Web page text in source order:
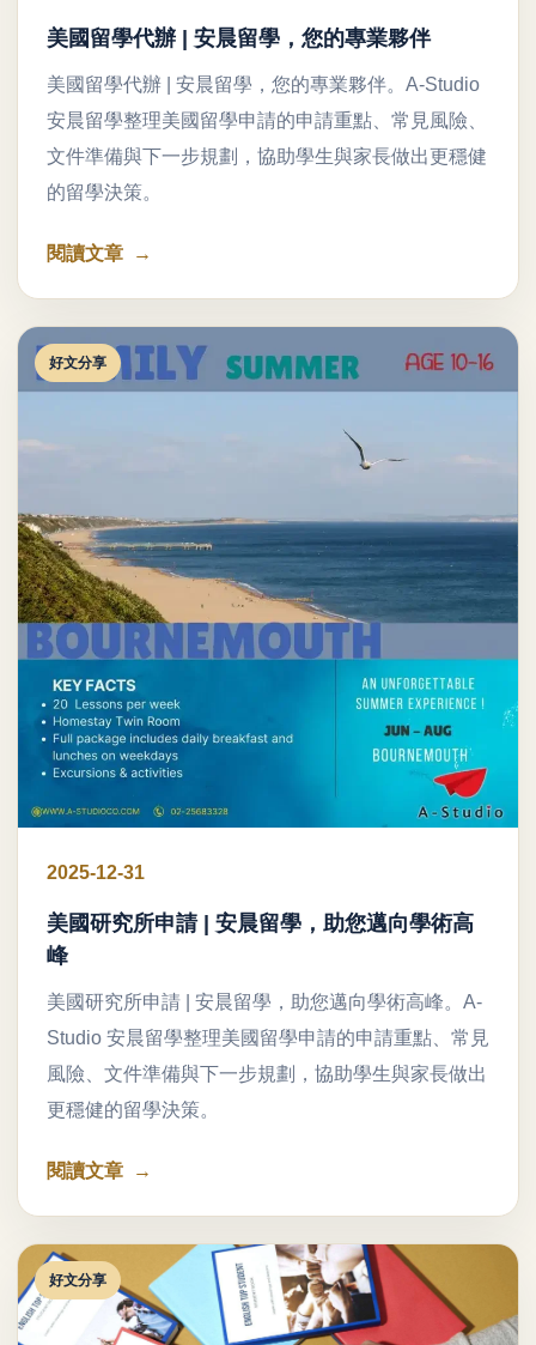
美國留學代辦 | 安晨留學，您的專業夥伴
美國留學代辦 | 安晨留學，您的專業夥伴。A-Studio
安晨留學整理美國留學申請的申請重點、常見風險、
文件準備與下一步規劃，協助學生與家長做出更穩健
的留學決策。
閱讀文章
好文分享
2025-12-31
美國研究所申請 | 安晨留學，助您邁向學術高
峰
美國研究所申請 | 安晨留學，助您邁向學術高峰。A-
Studio 安晨留學整理美國留學申請的申請重點、常見
風險、文件準備與下一步規劃，協助學生與家長做出
更穩健的留學決策。
閱讀文章
好文分享